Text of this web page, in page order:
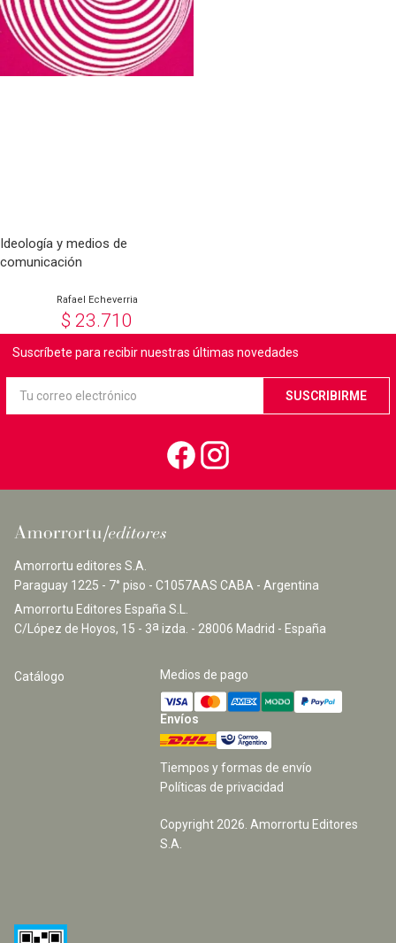
Ideología y medios de
comunicación
Rafael Echeverria
$ 23.710
Suscríbete para recibir nuestras últimas novedades
Amorrortu editores S.A.
Paraguay 1225 - 7° piso - C1057AAS CABA - Argentina
Amorrortu Editores España S.L.
C/López de Hoyos, 15 - 3a izda. - 28006 Madrid - España
Catálogo Medios de pago
Envíos
Tiempos y formas de envío
Políticas de privacidad
Copyright2026. Amorrortu Editores
S.A.